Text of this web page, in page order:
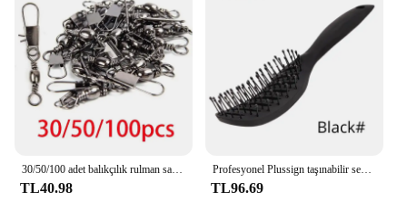
30/50/100 adet balıkçılık rulman sazan araçları tekne kanca mal aksesuarları profesyonel kilitleme yem aracı kanca spor mücadele
TL40.98
Profesyonel Plussign taşınabilir seyahat katlanır saç fırçası kompakt cep saç tarak çift başlı Anti statik tarak 4 renkler
TL96.69